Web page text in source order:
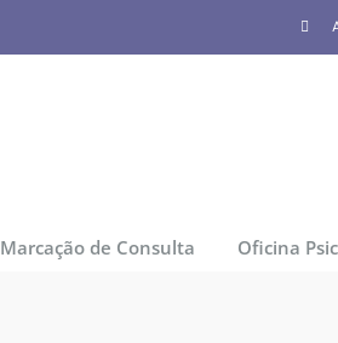
Marcação de Consulta Oficina